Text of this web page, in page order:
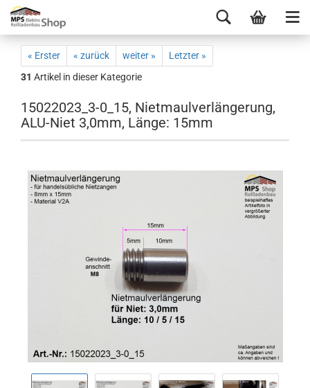
« Erster « zurück weiter »
Letzter »
31 Artikel in dieser Kategorie
15022023_3-0_15, Nietmaulverlängerung,
ALU-Niet 3,0mm, Länge: 15mm